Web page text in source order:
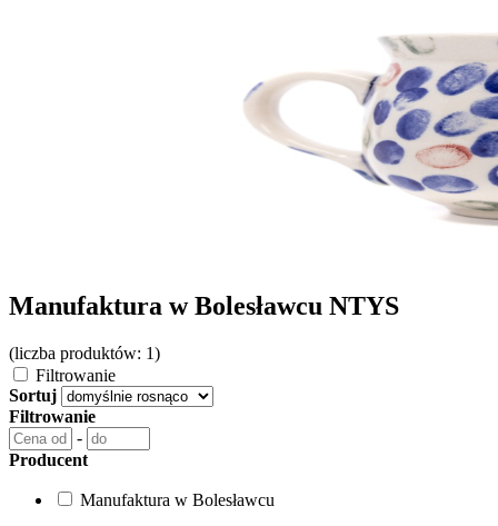
Manufaktura w Bolesławcu NTYS
(liczba produktów: 1)
Filtrowanie
Sortuj
Filtrowanie
-
Producent
Manufaktura w Bolesławcu